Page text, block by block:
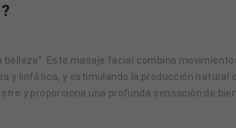
belleza". Este masaje facial combina
y linfática, y estimulando la producción natural
y proporciona una profunda sensación de